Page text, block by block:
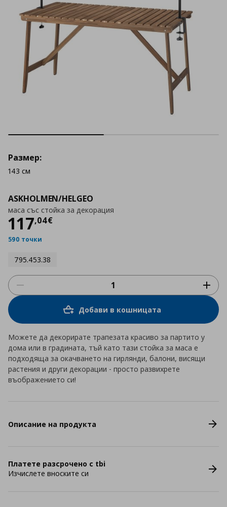
ASKHOLMEN/HELGEO
маса със стойка за декорация
117,04€
Цена
590 точки
795.453.38
Размер:
143 см
Добави в кошницата
Можете да декорирате трапезата красиво за партито у
дома или в градината, тъй като тази стойка за маса е
подходяща за окачването на гирлянди, балони, висящи
растения и други декорации - просто развихрете
въображението си!
Описание на продукта
Платете разсрочено с tbi
Изчислете вноските си